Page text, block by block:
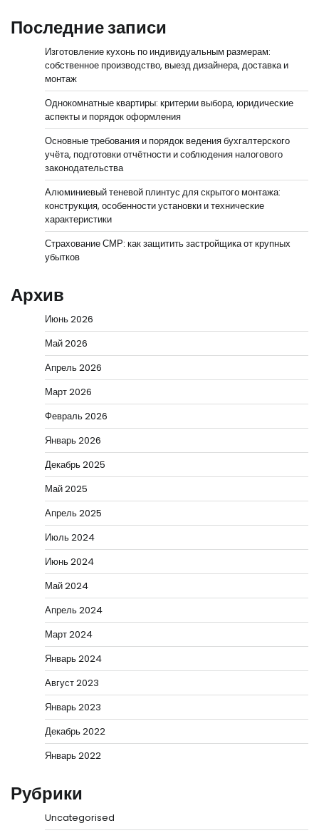
Последние записи
Изготовление кухонь по индивидуальным размерам:
собственное производство, выезд дизайнера, доставка и
монтаж
Однокомнатные квартиры: критерии выбора, юридические
аспекты и порядок оформления
Основные требования и порядок ведения бухгалтерского
учёта, подготовки отчётности и соблюдения налогового
законодательства
Алюминиевый теневой плинтус для скрытого монтажа:
конструкция, особенности установки и технические
характеристики
Страхование СМР: как защитить застройщика от крупных
убытков
Архив
Июнь 2026
Май 2026
Апрель 2026
Март 2026
Февраль 2026
Январь 2026
Декабрь 2025
Май 2025
Апрель 2025
Июль 2024
Июнь 2024
Май 2024
Апрель 2024
Март 2024
Январь 2024
Август 2023
Январь 2023
Декабрь 2022
Январь 2022
Рубрики
Uncategorised